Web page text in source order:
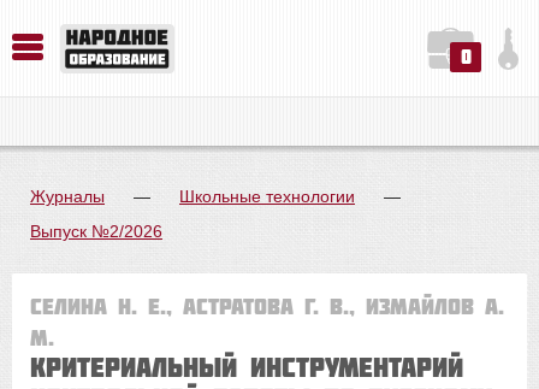
0
Журналы — Школьные технологии
—
Выпуск №2/2026
Селина Н. Е., Астратова Г. В., Измайлов А.
М.
Критериальный инструментарий